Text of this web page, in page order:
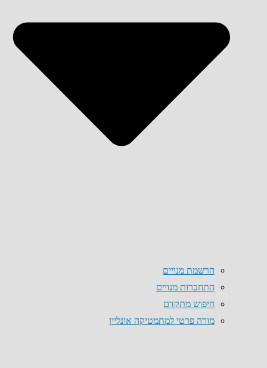
הרשמת מנויים
התחברות מנויים
חיפוש מתקדם
מורה פרטי למתמטיקה אונליין